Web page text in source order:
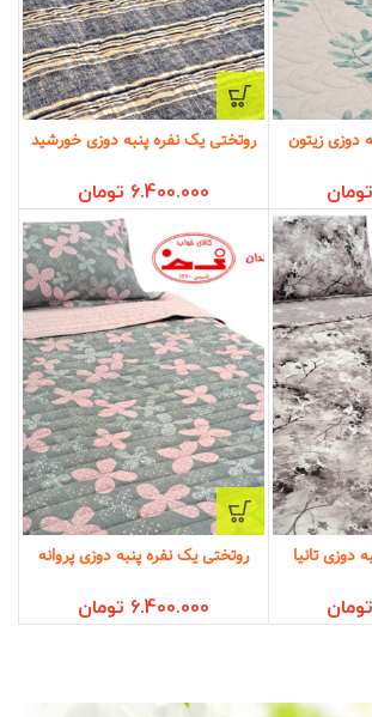
دوزی زیتون
تومان
روتختی یک نفره پنبه دوزی خورشید
6.400.000 تومان
دوزی تانیا
تومان
روتختی یک نفره پنبه دوزی پروانه
6.400.000 تومان